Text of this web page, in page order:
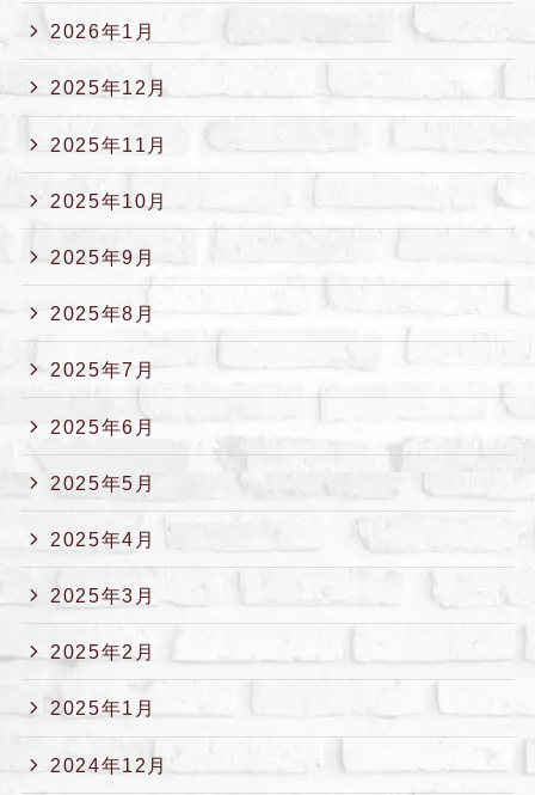
2026年1月
2025年12月
2025年11月
2025年10月
2025年9月
2025年8月
2025年7月
2025年6月
2025年5月
2025年4月
2025年3月
2025年2月
2025年1月
2024年12月